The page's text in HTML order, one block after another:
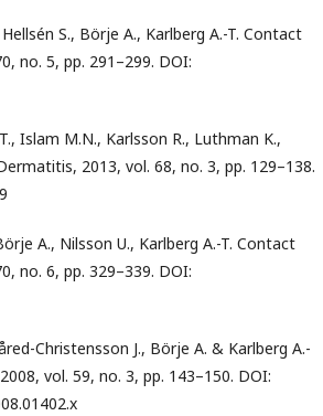
S., Börje A., Karlberg A.-T. Contact
no. 5, pp. 291–299. DOI:
Islam M.N., Karlsson R., Luthman K.,
2013, vol. 68, no. 3, pp. 129–138.
A., Nilsson U., Karlberg A.-T. Contact
no. 6, pp. 329–339. DOI:
Christensson J., Börje A. & Karlberg A.-
vol. 59, no. 3, pp. 143–150. DOI: